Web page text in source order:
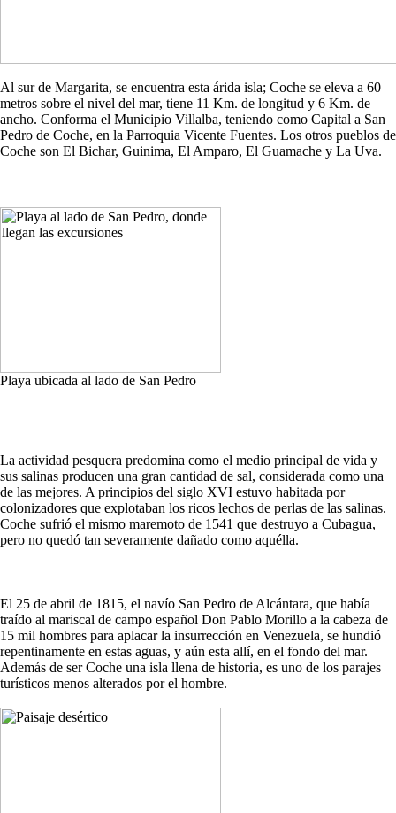
Al sur de Margarita, se encuentra esta árida isla; Coche se eleva a 60
metros sobre el nivel del mar, tiene 11 Km. de longitud y 6 Km. de
ancho. Conforma el Municipio Villalba, teniendo como Capital a San
Pedro de Coche, en la Parroquia Vicente Fuentes. Los otros pueblos de
Coche son El Bichar, Guinima, El Amparo, El Guamache y La Uva.
Playa ubicada al lado de San Pedro
La actividad pesquera predomina como el medio principal de vida y
sus salinas producen una gran cantidad de sal, considerada como una
de las mejores. A principios del siglo XVI estuvo habitada por
colonizadores que explotaban los ricos lechos de perlas de las salinas.
Coche sufrió el mismo maremoto de 1541 que destruyo a Cubagua,
pero no quedó tan severamente dañado como aquélla.
El 25 de abril de 1815, el navío San Pedro de Alcántara, que había
traído al mariscal de campo español Don Pablo Morillo a la cabeza de
15 mil hombres para aplacar la insurrección en Venezuela, se hundió
repentinamente en estas aguas, y aún esta allí, en el fondo del mar.
Además de ser Coche una isla llena de historia, es uno de los parajes
turísticos menos alterados por el hombre.